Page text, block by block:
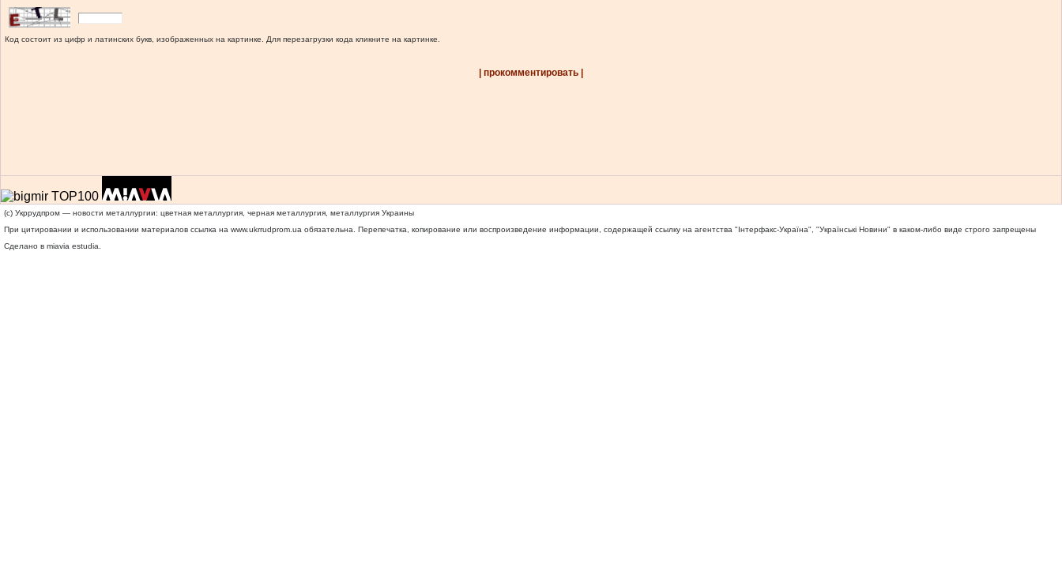
Код состоит из цифр и латинских букв, изображенных на картинке. Для перезагрузки кода кликните на картинке.
| прокомментировать |
(c) Укррудпром — новости металлургии: цветная металлургия, черная металлургия, металлургия Украины
При цитировании и использовании материалов ссылка на www.ukrrudprom.ua обязательна. Перепечатка, копирование или воспроизведение информации, содержащей ссылку на агентства "Iнтерфакс-Україна", "Українськi Новини" в каком-либо виде строго запрещены
Сделано в miavia estudia.